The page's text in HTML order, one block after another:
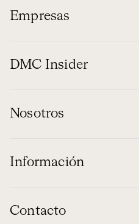
Empresas
DMC Insider
Nosotros
Información
Contacto